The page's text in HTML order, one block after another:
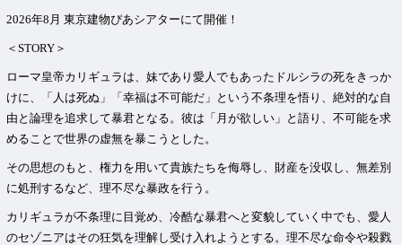
2026年8月 東京建物ぴあシアターにて開催！
＜STORY＞
ローマ皇帝カリギュラは、妹であり愛人でもあったドルシラの死をきっか
けに、「人は死ぬ」「幸福は不可能だ」という不条理を悟り、絶対的な自
由と論理を追求して暴君となる。彼は「月が欲しい」と語り、不可能を求
めることで世界の虚無を暴こうとした。
その思想のもと、権力を用いて貴族たちを侮辱し、財産を没収し、無差別
に処刑するなど、理不尽な暴政を行う。
カリギュラが不条理に目覚め、冷酷な暴君へと変貌していく中でも、愛人
のセゾニアはその狂気を理解し受け入れようとする。理不尽な命令や殺戮